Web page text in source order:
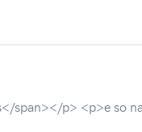
p> <p>e so